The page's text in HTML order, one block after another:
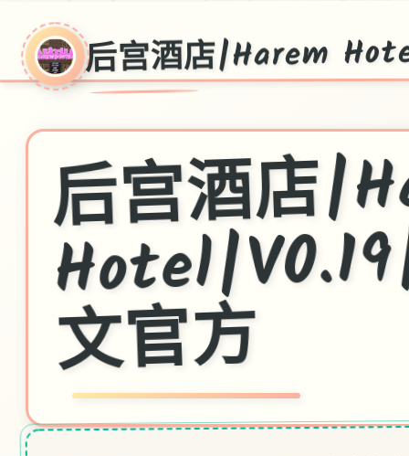
后宫酒店|Harem
店
方